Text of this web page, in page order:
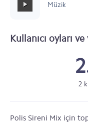
Müzik
Kullanıcı oyları
2
Polis Sireni Mix için